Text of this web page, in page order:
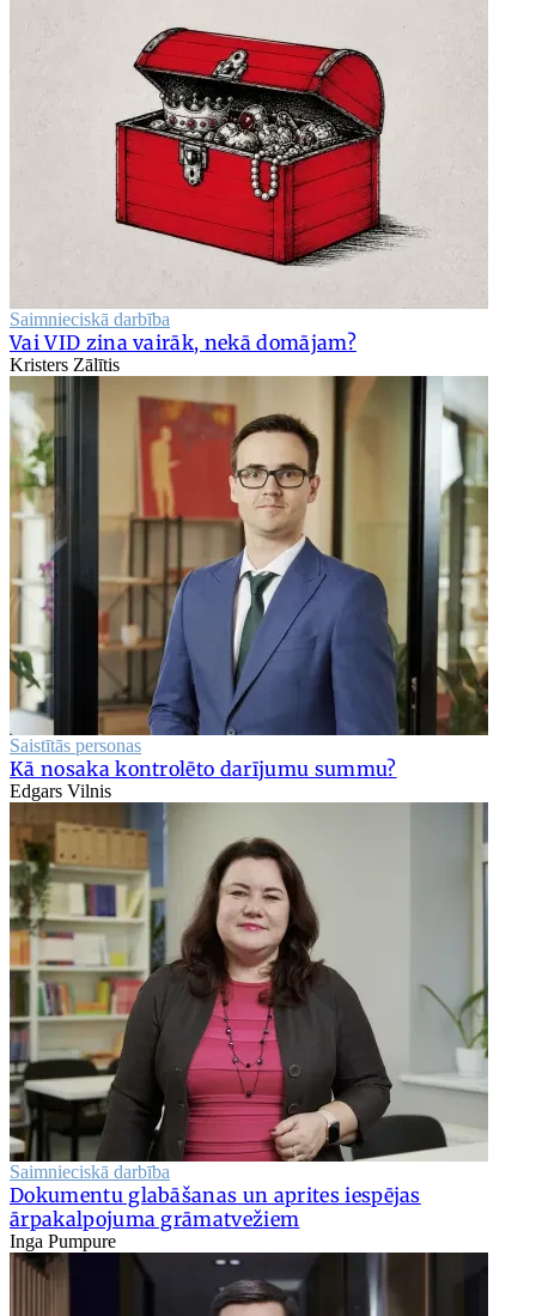
Saimnieciskā darbība
Vai VID zina vairāk, nekā domājam?
Kristers Zālītis
Saistītās personas
Kā nosaka kontrolēto darījumu summu?
Edgars Vilnis
Saimnieciskā darbība
Dokumentu glabāšanas un aprites iespējas
ārpakalpojuma grāmatvežiem
Inga Pumpure